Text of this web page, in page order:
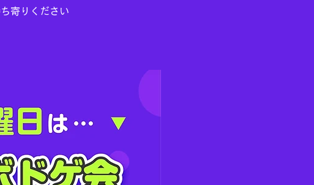
寄りください